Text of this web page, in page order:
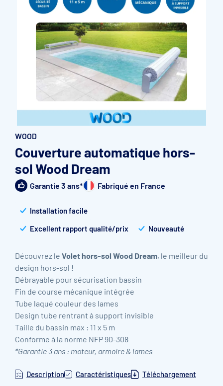
Accessoires et pièces détachées filtration
Pompe de filtration à vitesse variable
Vannes multivoies filtres à sable
Groupe de filtration sur palette
WOOD
Couverture automatique hors-
sol Wood Dream
Garantie 3 ans* Fabriqué en France
Installation facile
Excellent rapport qualité/prix
Nouveauté
Découvrez le Volet hors-sol Wood Dream, le meilleur du
design hors-sol !
Débrayable pour sécurisation bassin
Fin de course mécanique intégrée
Tube laqué couleur des lames
Design tube rentrant à support invisible
Taille du bassin max : 11 x 5 m
Conforme à la norme NFP 90-308
*Garantie 3 ans : moteur, armoire & lames
Description Caractéristiques Téléchargement